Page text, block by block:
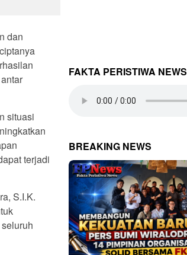
dan
situasi
terjadi
S.I.K.
FAKTA PERISTIWA NEWS
BREAKING NEWS